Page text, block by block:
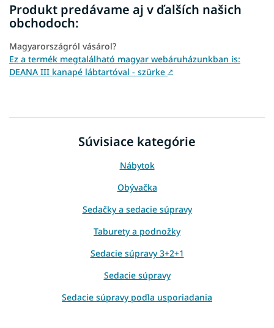
Produkt predávame aj v ďalších našich
obchodoch:
Magyarországról vásárol?
Ez a termék megtalálható magyar webáruházunkban is:
DEANA III kanapé lábtartóval - szürke ↗
Súvisiace kategórie
Nábytok
Obývačka
Sedačky a sedacie súpravy
Taburety a podnožky
Sedacie súpravy 3+2+1
Sedacie súpravy
Sedacie súpravy poďla usporiadania